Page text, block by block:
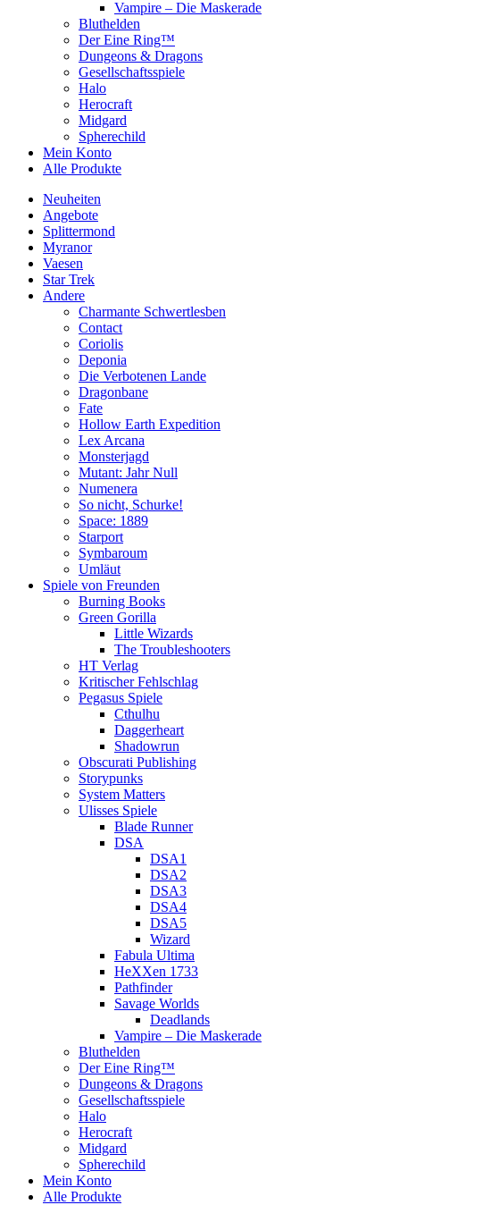
Vampire – Die Maskerade
Bluthelden
Der Eine Ring™
Dungeons & Dragons
Gesellschaftsspiele
Halo
Herocraft
Midgard
Spherechild
Mein Konto
Alle Produkte
Neuheiten
Angebote
Splittermond
Myranor
Vaesen
Star Trek
Andere
Charmante Schwertlesben
Contact
Coriolis
Deponia
Die Verbotenen Lande
Dragonbane
Fate
Hollow Earth Expedition
Lex Arcana
Monsterjagd
Mutant: Jahr Null
Numenera
So nicht, Schurke!
Space: 1889
Starport
Symbaroum
Umläut
Spiele von Freunden
Burning Books
Green Gorilla
Little Wizards
The Troubleshooters
HT Verlag
Kritischer Fehlschlag
Pegasus Spiele
Cthulhu
Daggerheart
Shadowrun
Obscurati Publishing
Storypunks
System Matters
Ulisses Spiele
Blade Runner
DSA
DSA1
DSA2
DSA3
DSA4
DSA5
Wizard
Fabula Ultima
HeXXen 1733
Pathfinder
Savage Worlds
Deadlands
Vampire – Die Maskerade
Bluthelden
Der Eine Ring™
Dungeons & Dragons
Gesellschaftsspiele
Halo
Herocraft
Midgard
Spherechild
Mein Konto
Alle Produkte